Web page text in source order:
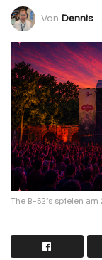
Von Dennis
The B-52’s spielen